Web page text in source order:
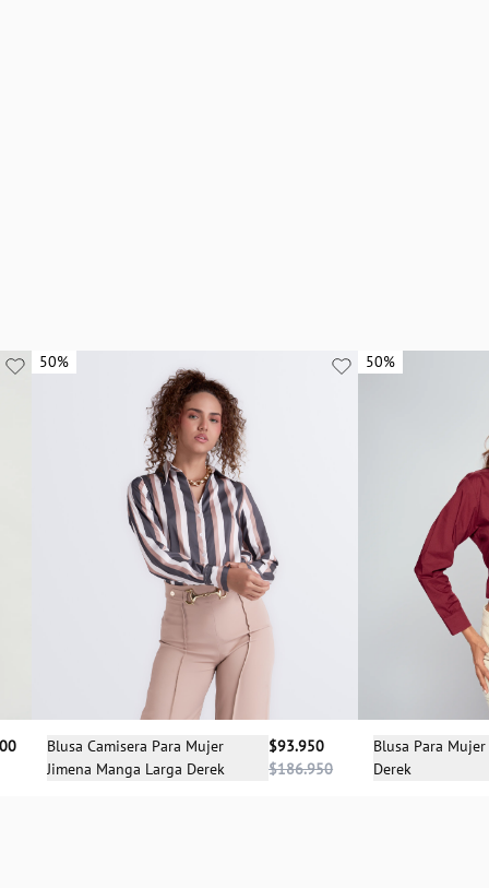
50%
50%
Selecciona una talla
XS S M XL
Blusa Camisera Para Mujer
Jimena Manga Larga Derek
$93.950
$186.950
50%
50%
Blusa Para Mujer
Derek